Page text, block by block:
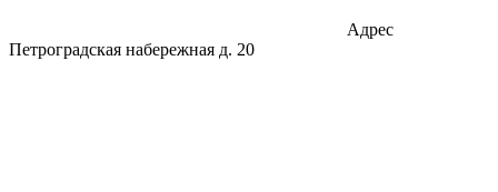
Адрес
Петроградская набережная д. 20